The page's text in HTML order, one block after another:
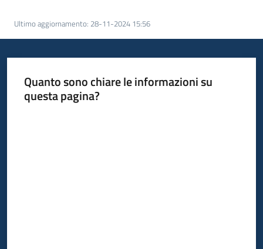
Piani
programmi
progetti
Ultimo aggiornamento: 28-11-2024 15:56
Quanto sono chiare le informazioni su
questa pagina?